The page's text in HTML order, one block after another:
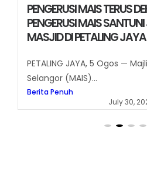
PENGERUSI MAIS TERUS
PENGERUSI MAIS
MASJID DI PETALING JAYA
PETALING JAYA, 5 Ogos —
Selangor (MAIS)...
Berita Penuh
July 30,